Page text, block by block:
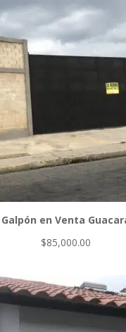
Galpón en Venta
$85,000.00